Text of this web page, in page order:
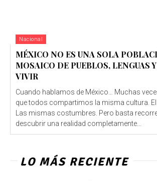
Nacional
MÉXICO NO ES UNA SOLA
MOSAICO DE PUEBLOS, LENGUAS
VIVIR
Cuando hablamos de México… Muchas veces pensamos
que todos compartimos la misma cultura. El mismo idioma.
Las mismas costumbres. Pero basta recorrer el país… Para
descubrir una realidad completamente...
LO MÁS RECIENTE